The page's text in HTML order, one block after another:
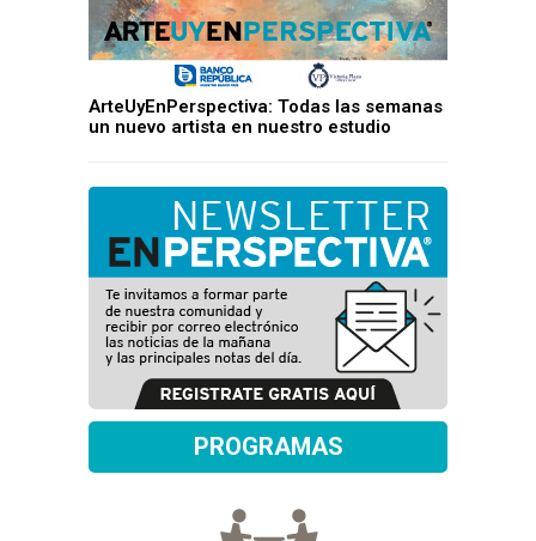
ArteUyEnPerspectiva: Todas las semanas
un nuevo artista en nuestro estudio
PROGRAMAS